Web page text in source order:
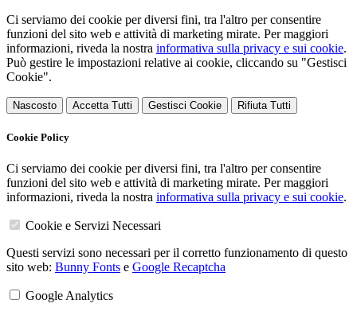
Ci serviamo dei cookie per diversi fini, tra l'altro per consentire
funzioni del sito web e attività di marketing mirate. Per maggiori
informazioni, riveda la nostra informativa sulla privacy e sui cookie.
Può gestire le impostazioni relative ai cookie, cliccando su "Gestisci
Cookie".
Nascosto Accetta Tutti Gestisci Cookie Rifiuta Tutti
Cookie Policy
Ci serviamo dei cookie per diversi fini, tra l'altro per consentire
funzioni del sito web e attività di marketing mirate. Per maggiori
informazioni, riveda la nostra informativa sulla privacy e sui cookie.
Cookie e Servizi Necessari
Questi servizi sono necessari per il corretto funzionamento di questo
sito web: Bunny Fonts e Google Recaptcha
Google Analytics